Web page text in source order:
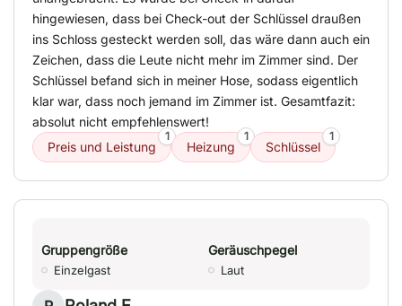
hingewiesen, dass bei Check-out der Schlüssel draußen
ins Schloss gesteckt werden soll, das wäre dann auch ein
Zeichen, dass die Leute nicht mehr im Zimmer sind. Der
Schlüssel befand sich in meiner Hose, sodass eigentlich
klar war, dass noch jemand im Zimmer ist. Gesamtfazit:
absolut nicht empfehlenswert!
Preis und Leistung
1
Heizung
1
Schlüssel
1
Gruppengröße
Einzelgast
Geräuschpegel
Laut